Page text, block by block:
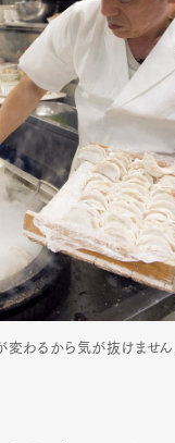
Art&Design
るから気が抜けません